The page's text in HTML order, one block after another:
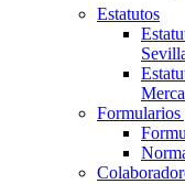
Estatutos